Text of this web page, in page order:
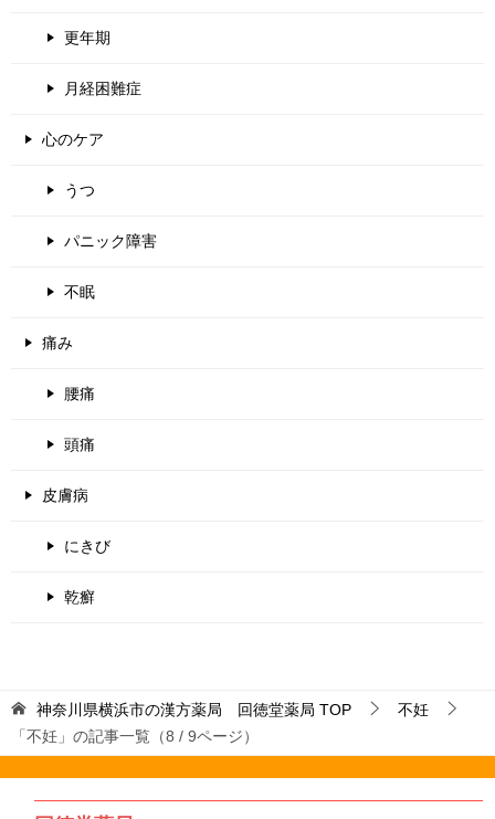
更年期
月経困難症
心のケア
うつ
パニック障害
不眠
痛み
腰痛
頭痛
皮膚病
にきび
乾癬
神奈川県横浜市の漢方薬局 回徳堂薬局 TOP
不妊
「不妊」の記事一覧（8 / 9ページ）